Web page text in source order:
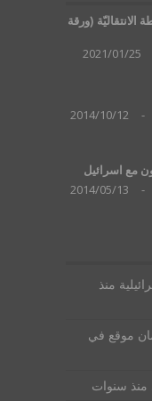
(ورقة
2021/01/25
-
2014/10/12
مع اسرائيل
-
2014/05/13
منذ
موقع في
منذ سنوات